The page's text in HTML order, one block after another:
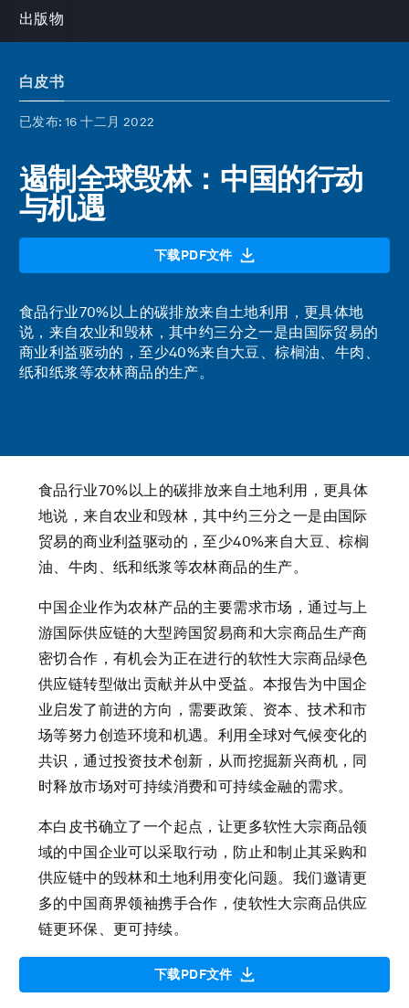
出版物
白皮书
已发布: 16 十二月 2022
遏制全球毁林：中国的行动
与机遇
下载PDF文件
食品行业70%以上的碳排放来自土地利用，更具体地
说，来自农业和毁林，其中约三分之一是由国际贸易的
商业利益驱动的，至少40%来自大豆、棕榈油、牛肉、
纸和纸浆等农林商品的生产。
食品行业70%以上的碳排放来自土地利用，更具体
地说，来自农业和毁林，其中约三分之一是由国际
贸易的商业利益驱动的，至少40%来自大豆、棕榈
油、牛肉、纸和纸浆等农林商品的生产。
中国企业作为农林产品的主要需求市场，通过与上
游国际供应链的大型跨国贸易商和大宗商品生产商
密切合作，有机会为正在进行的软性大宗商品绿色
供应链转型做出贡献并从中受益。本报告为中国企
业启发了前进的方向，需要政策、资本、技术和市
场等努力创造环境和机遇。利用全球对气候变化的
共识，通过投资技术创新，从而挖掘新兴商机，同
时释放市场对可持续消费和可持续金融的需求。
本白皮书确立了一个起点，让更多软性大宗商品领
域的中国企业可以采取行动，防止和制止其采购和
供应链中的毁林和土地利用变化问题。我们邀请更
多的中国商界领袖携手合作，使软性大宗商品供应
链更环保、更可持续。
下载PDF文件